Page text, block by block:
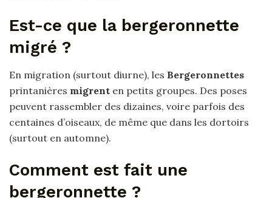
Est-ce que la bergeronnette
migré ?
En migration (surtout diurne), les Bergeronnettes
printanières migrent en petits groupes. Des poses
peuvent rassembler des dizaines, voire parfois des
centaines d’oiseaux, de même que dans les dortoirs
(surtout en automne).
Comment est fait une
bergeronnette ?